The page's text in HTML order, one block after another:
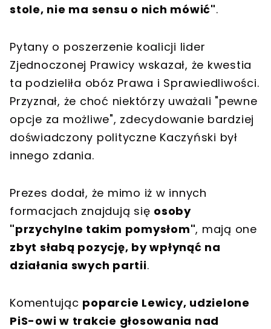
stole, nie ma sensu o nich mówić".
Pytany o poszerzenie koalicji lider
Zjednoczonej Prawicy wskazał, że kwestia
ta podzieliła obóz Prawa i Sprawiedliwości.
Przyznał, że choć niektórzy uważali "pewne
opcje za możliwe", zdecydowanie bardziej
doświadczony polityczne Kaczyński był
innego zdania.
Prezes dodał, że mimo iż w innych
formacjach znajdują się osoby
"przychylne takim pomysłom", mają one
zbyt słabą pozycję, by wpłynąć na
działania swych partii.
Komentując poparcie Lewicy, udzielone
PiS-owi w trakcie głosowania nad